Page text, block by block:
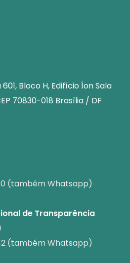
Bloco H, Edifício Íon Sala
70830-018 Brasília / DF
(também Whatsapp)
de Transparência
(também Whatsapp)